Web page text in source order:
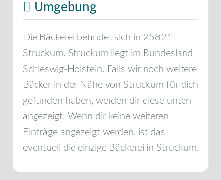
Umgebung
Die Bäckerei befindet sich in 25821
Struckum. Struckum liegt im Bundesland
Schleswig-Holstein. Falls wir noch weitere
Bäcker in der Nähe von Struckum für dich
gefunden haben, werden dir diese unten
angezeigt. Wenn dir keine weiteren
Einträge angezeigt werden, ist das
eventuell die einzige Bäckerei in Struckum.